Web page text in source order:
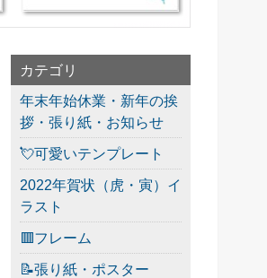
カテゴリ
年末年始休業・新年の挨
拶・張り紙・お知らせ
💘可愛いテンプレート
2022年賀状（虎・寅）イ
ラスト
🟥フレーム
📝張り紙・ポスター